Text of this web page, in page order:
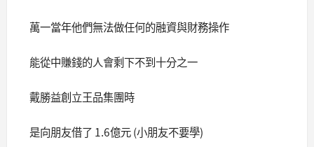
萬一當年他們無法做任何的融資與財務操作
能從中賺錢的人會剩下不到十分之一
戴勝益創立王品集團時
是向朋友借了 1.6億元 (小朋友不要學)